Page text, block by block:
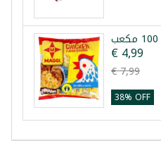
€ 4,99
€ 7,99
38% OFF